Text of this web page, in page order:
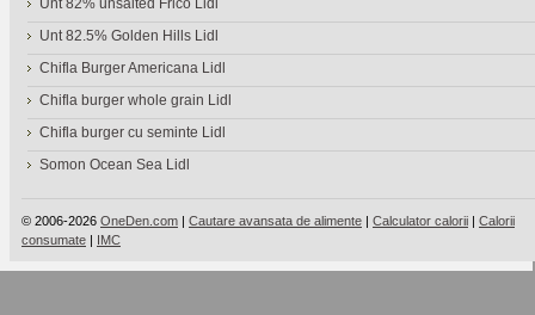
Unt 82% unsalted Frico Lidl
Unt 82.5% Golden Hills Lidl
Chifla Burger Americana Lidl
Chifla burger whole grain Lidl
Chifla burger cu seminte Lidl
Somon Ocean Sea Lidl
© 2006-2026 OneDen.com | Cautare avansata de alimente | Calculator calorii | Calorii
consumate | IMC